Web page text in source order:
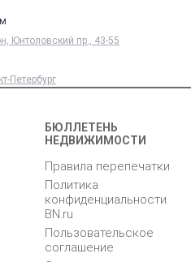
Юнтоловский пр., 43-55
Петербург
БЮЛЛЕТЕНЬ
НЕДВИЖИМОСТИ
Правила перепечатки
Политика
конфиденциальности
BN.ru
Пользовательское
соглашение